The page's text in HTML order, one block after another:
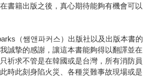
書籍出版之後，真心期待能夠有機會可以
（쌤앤파커스）出版社以及出版本書的
誠摯的感謝，讓這本書能夠得以翻譯並在
祈求不管是在韓國或是台灣，所有消防員
時此刻身陷火災、各種災難事故現場或是